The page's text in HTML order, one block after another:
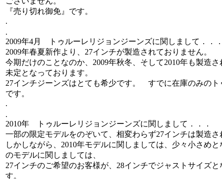
『売り切れ御免』です。
.
.
2009年4月 トゥルーレリジョンジーンズに関しまして．．
2009年春夏新作より、27インチが製造されておりません。
今期だけのことなのか、2009年秋冬、そして2010年も製造
未定となっております。
27インチジーンズはとても希少です。 すでに在庫のみのト
です。
.
.
2010年 トゥルーレリジョンジーンズに関しまして．．．
一部の限定モデルをのぞいて、相変わらず27インチは製造
しかしながら、2010年モデルに関しましては、少々小さめ
のモデルに関しましては、
27インチのご希望のお客様が、28インチでジャストサイズ
す。